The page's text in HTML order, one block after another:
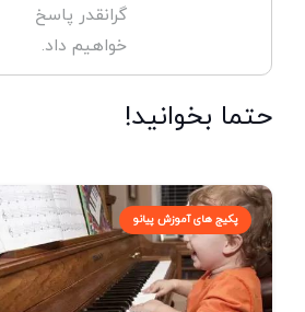
گرانقدر پاسخ
خواهیم داد.
حتما بخوانید!
پکیج های آموزش پیانو